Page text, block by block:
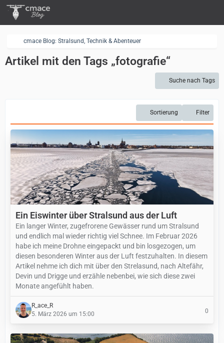
cmace Blog: Stralsund, Technik & Abenteuer
Artikel mit den Tags „fotografie“
Suche nach Tags
Sortierung Filter
Ein Eiswinter über Stralsund aus der Luft
Ein langer Winter, zugefrorene Gewässer rund um Stralsund
und endlich mal wieder richtig viel Schnee. Im Februar 2026
habe ich meine Drohne eingepackt und bin losgezogen, um
diesen besonderen Winter aus der Luft festzuhalten. In diesem
Artikel nehme ich dich mit über den Strelasund, nach Altefähr,
Devin und Drigge und erzähle nebenbei, wie sich diese zwei
Monate angefühlt haben.
R_ace_R
5. März 2026 um 15:00
0